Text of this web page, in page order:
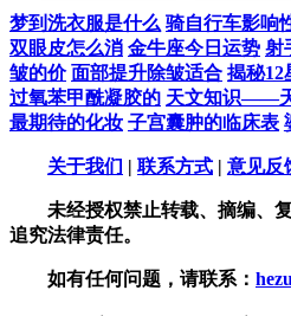
梦到洗衣服是什么 骑自行车影响
双眼皮怎么消 金牛座今日运势 射
皱的价 面部提升除皱适合 揭秘12
过氧苯甲酰凝胶的 天文知识——
最期待的化妆 子宫囊肿的临床表
关于我们 | 联系方式 | 意见反
未经授权禁止转载、摘编、
追究法律责任。
如有任何问题，请联系：